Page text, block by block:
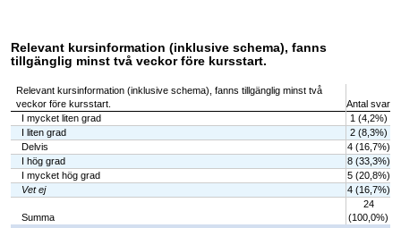
Relevant kursinformation (inklusive schema), fanns
tillgänglig minst två veckor före kursstart.
Relevant kursinformation (inklusive schema), fanns tillgänglig minst två
veckor före kursstart.
Antal svar
I mycket liten grad
1 (4,2%)
I liten grad
2 (8,3%)
Delvis
4 (16,7%)
I hög grad
8 (33,3%)
I mycket hög grad
5 (20,8%)
Vet ej
4 (16,7%)
Summa
24
(100,0%)